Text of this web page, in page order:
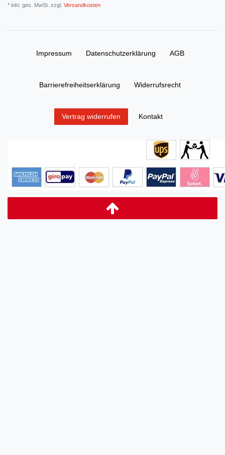
* inkl. ges. MwSt. zzgl. Versandkosten
Impressum Daten­schutz­erklärung AGB
Barrierefreiheitserklärung Widerrufs­recht
Vertrag widerrufen Kontakt